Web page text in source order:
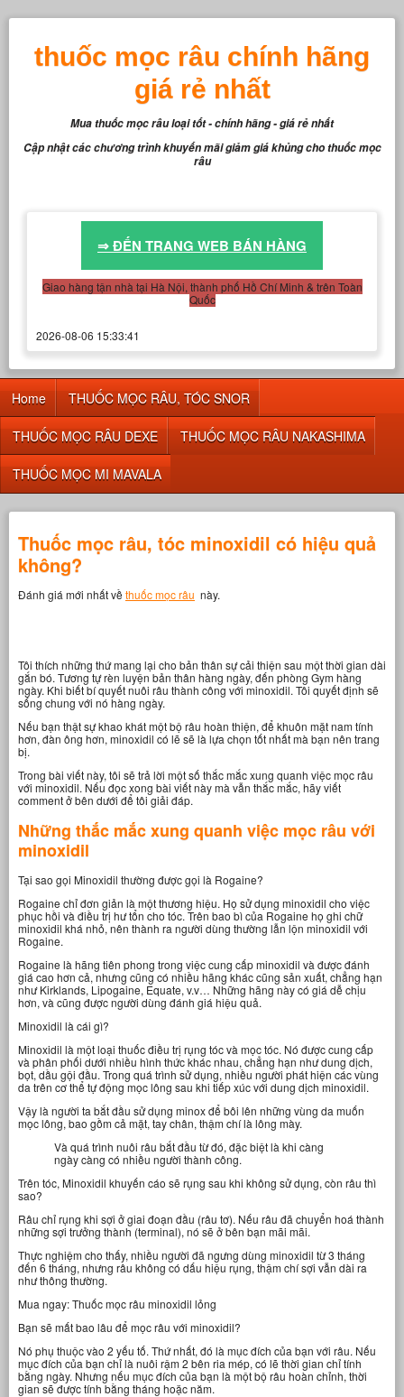
thuốc mọc râu chính hãng
giá rẻ nhất
Mua thuốc mọc râu loại tốt - chính hãng - giá rẻ nhất
Cập nhật các chương trình khuyến mãi giảm giá khủng cho thuốc mọc
râu
⇒ ĐẾN TRANG WEB BÁN HÀNG
Giao hàng tận nhà tại Hà Nội, thành phố Hồ Chí Minh & trên Toàn
Quốc
2026-08-06 15:33:41
Home THUỐC MỌC RÂU, TÓC SNOR
THUỐC MỌC RÂU DEXE THUỐC MỌC RÂU NAKASHIMA
THUỐC MỌC MI MAVALA
Thuốc mọc râu, tóc minoxidil có hiệu quả
không?
Đánh giá mới nhất về thuốc mọc râu này.
Tôi thích những thứ mang lại cho bản thân sự cải thiện sau một thời gian dài
gắn bó. Tương tự rèn luyện bản thân hàng ngày, đến phòng Gym hàng
ngày. Khi biết bí quyết nuôi râu thành công với minoxidil. Tôi quyết định sẽ
sống chung với nó hàng ngày.
Nếu bạn thật sự khao khát một bộ râu hoàn thiện, để khuôn mặt nam tính
hơn, đàn ông hơn, minoxidil có lẽ sẽ là lựa chọn tốt nhất mà bạn nên trang
bị.
Trong bài viết này, tôi sẽ trả lời một số thắc mắc xung quanh việc mọc râu
với minoxidil. Nếu đọc xong bài viết này mà vẫn thắc mắc, hãy viết
comment ở bên dưới để tôi giải đáp.
Những thắc mắc xung quanh việc mọc râu với
minoxidil
Tại sao gọi Minoxidil thường được gọi là Rogaine?
Rogaine chỉ đơn giản là một thương hiệu. Họ sử dụng minoxidil cho việc
phục hồi và điều trị hư tổn cho tóc. Trên bao bì của Rogaine họ ghi chữ
minoxidil khá nhỏ, nên thành ra người dùng thường lẫn lộn minoxidil với
Rogaine.
Rogaine là hãng tiên phong trong việc cung cấp minoxidil và được đánh
giá cao hơn cả, nhưng cũng có nhiều hãng khác cũng sản xuất, chẳng hạn
như Kirklands, Lipogaine, Equate, v.v… Những hãng này có giá dễ chịu
hơn, và cũng được người dùng đánh giá hiệu quả.
Minoxidil là cái gì?
Minoxidil là một loại thuốc điều trị rụng tóc và mọc tóc. Nó được cung cấp
và phân phối dưới nhiều hình thức khác nhau, chẳng hạn như dung dịch,
bọt, dầu gội đầu. Trong quá trình sử dụng, nhiều người phát hiện các vùng
da trên cơ thể tự động mọc lông sau khi tiếp xúc với dung dịch minoxidil.
Vậy là người ta bắt đầu sử dụng minox để bôi lên những vùng da muốn
mọc lông, bao gồm cả mặt, tay chân, thậm chí là lông mày.
Và quá trình nuôi râu bắt đầu từ đó, đặc biệt là khi càng
ngày càng có nhiều người thành công.
Trên tóc, Minoxidil khuyến cáo sẽ rụng sau khi không sử dụng, còn râu thì
sao?
Râu chỉ rụng khi sợi ở giai đoạn đầu (râu tơ). Nếu râu đã chuyển hoá thành
những sợi trưởng thành (terminal), nó sẽ ở bên bạn mãi mãi.
Thực nghiệm cho thấy, nhiều người đã ngưng dùng minoxidil từ 3 tháng
đến 6 tháng, nhưng râu không có dấu hiệu rụng, thậm chí sợi vẫn dài ra
như thông thường.
Mua ngay: Thuốc mọc râu minoxidil lỏng
Bạn sẽ mất bao lâu để mọc râu với minoxidil?
Nó phụ thuộc vào 2 yếu tố. Thứ nhất, đó là mục đích của bạn với râu. Nếu
mục đích của bạn chỉ là nuôi rậm 2 bên ria mép, có lẽ thời gian chỉ tính
bằng ngày. Nhưng nếu mục đích của bạn là một bộ râu hoàn chỉnh, thời
gian sẽ được tính bằng tháng hoặc năm.